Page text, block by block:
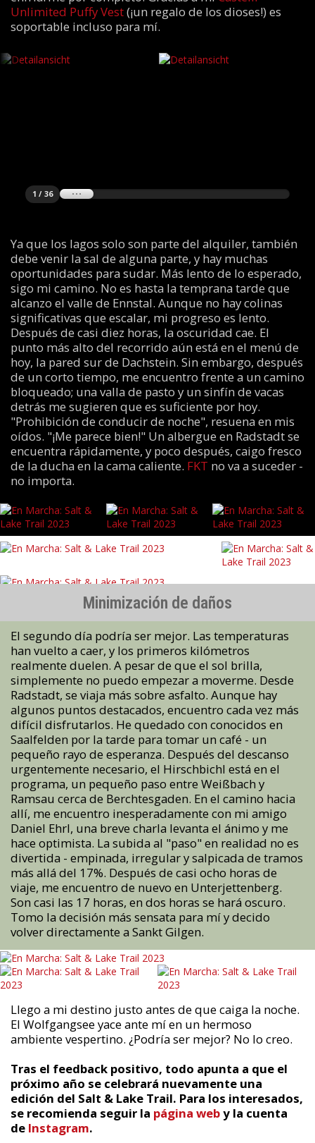
Unlimited Puffy Vest(¡un regalo de los dioses!) es
soportable incluso para mí.
1 / 36
Ya que los lagos solo son parte del alquiler, también
debe venir la sal de alguna parte, y hay muchas
oportunidades para sudar. Más lento de lo esperado,
sigo mi camino. No es hasta la temprana tarde que
alcanzo el valle de Ennstal. Aunque no hay colinas
significativas que escalar, mi progreso es lento.
Después de casi diez horas, la oscuridad cae. El
punto más alto del recorrido aún está en el menú de
hoy, la pared sur de Dachstein. Sin embargo, después
de un corto tiempo, me encuentro frente a un camino
bloqueado; una valla de pasto y un sinfín de vacas
detrás me sugieren que es suficiente por hoy.
"Prohibición de conducir de noche", resuena en mis
oídos. "¡Me parece bien!" Un albergue en Radstadt se
encuentra rápidamente, y poco después, caigo fresco
de la ducha en la cama caliente. FKT no va a suceder -
no importa.
Minimización de daños
El segundo día podría ser mejor. Las temperaturas
han vuelto a caer, y los primeros kilómetros
realmente duelen. A pesar de que el sol brilla,
simplemente no puedo empezar a moverme. Desde
Radstadt, se viaja más sobre asfalto. Aunque hay
algunos puntos destacados, encuentro cada vez más
difícil disfrutarlos. He quedado con conocidos en
Saalfelden por la tarde para tomar un café - un
pequeño rayo de esperanza. Después del descanso
urgentemente necesario, el Hirschbichl está en el
programa, un pequeño paso entre Weißbach y
Ramsau cerca de Berchtesgaden. En el camino hacia
allí, me encuentro inesperadamente con mi amigo
Daniel Ehrl, una breve charla levanta el ánimo y me
hace optimista. La subida al "paso" en realidad no es
divertida - empinada, irregular y salpicada de tramos
más allá del 17%. Después de casi ocho horas de
viaje, me encuentro de nuevo en Unterjettenberg.
Son casi las 17 horas, en dos horas se hará oscuro.
Tomo la decisión más sensata para mí y decido
volver directamente a Sankt Gilgen.
Llego a mi destino justo antes de que caiga la noche.
El Wolfgangsee yace ante mí en un hermoso
ambiente vespertino. ¿Podría ser mejor? No lo creo.
Tras el feedback positivo, todo apunta a que el
próximo año se celebrará nuevamente una
edición del Salt & Lake Trail. Para los interesados,
se recomienda seguir la página weby la cuenta
de Instagram.